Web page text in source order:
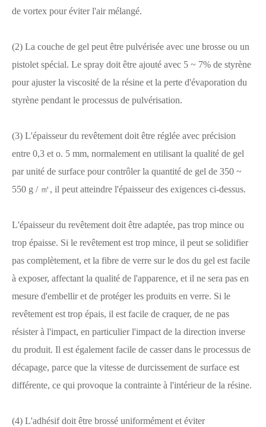
de vortex pour éviter l'air mélangé.
(2) La couche de gel peut être pulvérisée avec une brosse ou un
pistolet spécial. Le spray doit être ajouté avec 5 ~ 7% de styrène
pour ajuster la viscosité de la résine et la perte d'évaporation du
styrène pendant le processus de pulvérisation.
(3) L'épaisseur du revêtement doit être réglée avec précision
entre 0,3 et o. 5 mm, normalement en utilisant la qualité de gel
par unité de surface pour contrôler la quantité de gel de 350 ~
550 g / ㎡, il peut atteindre l'épaisseur des exigences ci-dessus.
L'épaisseur du revêtement doit être adaptée, pas trop mince ou
trop épaisse. Si le revêtement est trop mince, il peut se solidifier
pas complètement, et la fibre de verre sur le dos du gel est facile
à exposer, affectant la qualité de l'apparence, et il ne sera pas en
mesure d'embellir et de protéger les produits en verre. Si le
revêtement est trop épais, il est facile de craquer, de ne pas
résister à l'impact, en particulier l'impact de la direction inverse
du produit. Il est également facile de casser dans le processus de
décapage, parce que la vitesse de durcissement de surface est
différente, ce qui provoque la contrainte à l'intérieur de la résine.
(4) L'adhésif doit être brossé uniformément et éviter